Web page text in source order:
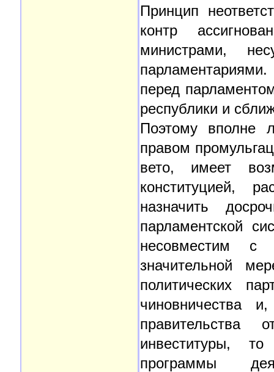
Принцип
контр
министрами,
парламентариями.
перед
республики и
Поэтому вполне
правом
вето, имеет
конституцией,
назначить
парламентской
несовместим
значительной
политических
чиновничества
правительства
инвеституры,
программы